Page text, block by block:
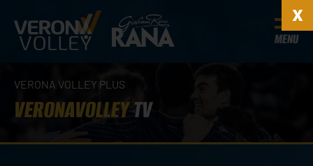
MENU
VERONA VOLLEY PLUS
VERONAVOLLEYTV